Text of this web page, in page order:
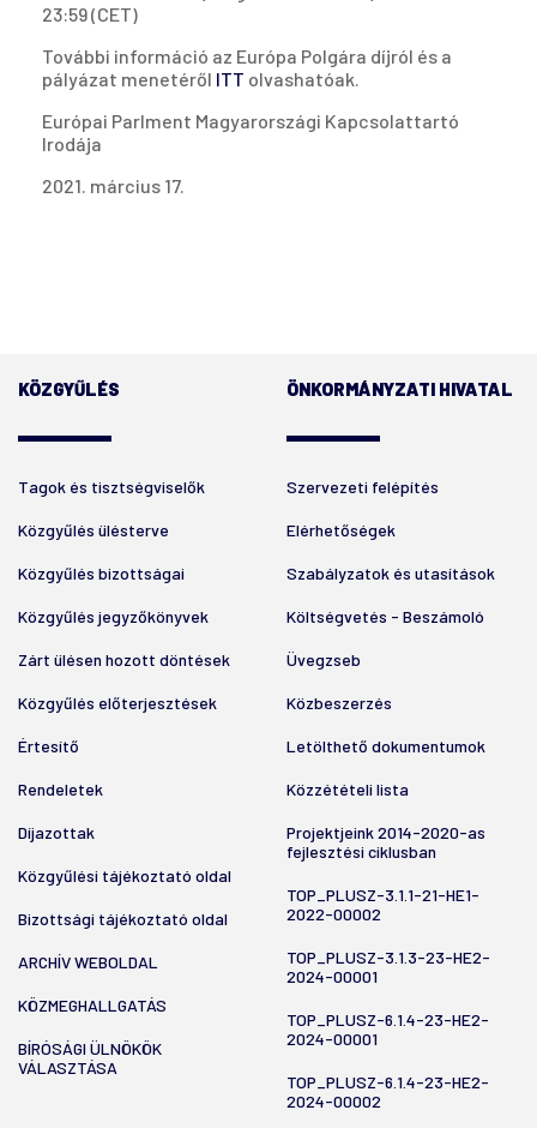
23:59 (CET)
További információ az Európa Polgára díjról és a
pályázat menetéről ITT olvashatóak.
Európai Parlment Magyarországi Kapcsolattartó
Irodája
2021. március 17.
KÖZGYŰLÉS
Tagok és tisztségviselők
Közgyűlés ülésterve
Közgyűlés bizottságai
Közgyűlés jegyzőkönyvek
Zárt ülésen hozott döntések
Közgyűlés előterjesztések
Értesítő
Rendeletek
Díjazottak
Közgyűlési tájékoztató oldal
Bizottsági tájékoztató oldal
ARCHÍV WEBOLDAL
KÖZMEGHALLGATÁS
BÍRÓSÁGI ÜLNÖKÖK
VÁLASZTÁSA
ÖNKORMÁNYZATI HIVATAL
Szervezeti felépítés
Elérhetőségek
Szabályzatok és utasítások
Költségvetés - Beszámoló
Üvegzseb
Közbeszerzés
Letölthető dokumentumok
Közzétételi lista
Projektjeink 2014-2020-as
fejlesztési ciklusban
TOP_PLUSZ-3.1.1-21-HE1-
2022-00002
TOP_PLUSZ-3.1.3-23-HE2-
2024-00001
TOP_PLUSZ-6.1.4-23-HE2-
2024-00001
TOP_PLUSZ-6.1.4-23-HE2-
2024-00002